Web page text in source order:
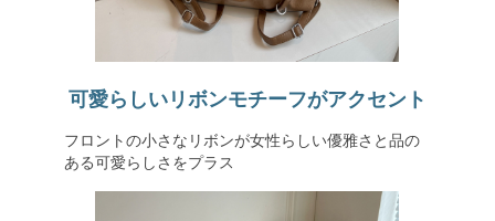
可愛らしいリボンモチーフがアクセント
フロントの小さなリボンが女性らしい優雅さと品の
ある可愛らしさをプラス